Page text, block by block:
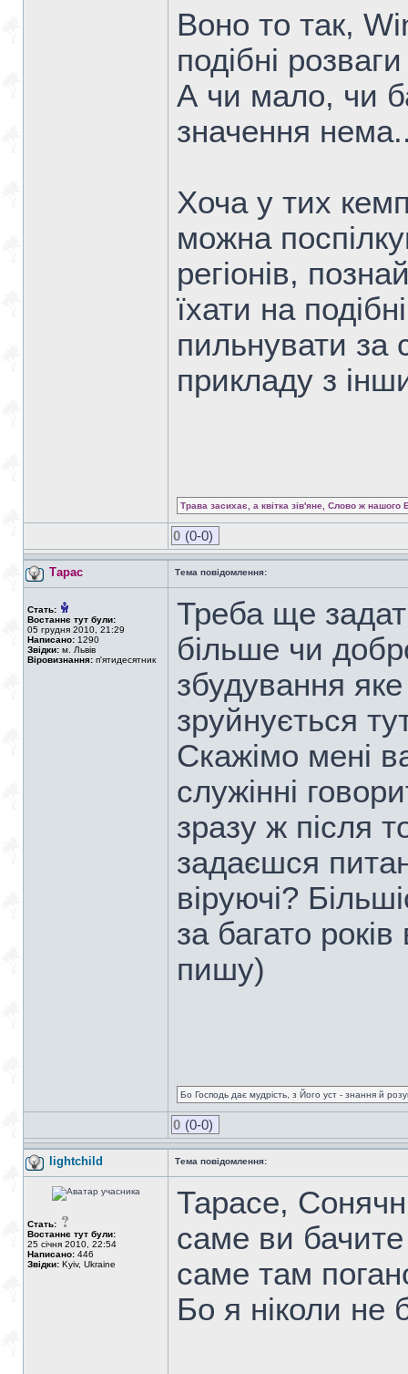
Воно то так,
подібні
А чи мало, чи
значення
Хоча у тих
можна
регіонів,
їхати на
пильнувати за
прикладу з
Трава засихає, а квітка зів'яне, Слово ж нашого
0 (0-0)
Тарас Тема повідомлення:
Стать:
Востаннє тут були:
05 грудня 2010, 21:29
Написано: 1290
Звідки: м. Львів
Віровизнання: п'ятидесятник
Треба ще
більше чи
збудування
зруйнується
Скажімо мені
служінні
зразу ж після
задаєшся
віруючі?
за багато
пишу)
Бо Господь дає мудрість, з Його уст - знання й
0 (0-0)
lightchild Тема повідомлення:
Стать:
Востаннє тут були:
25 січня 2010, 22:54
Написано: 446
Звідки: Kyiv, Ukraine
Тарасе,
саме ви
саме там
Бо я ніколи не